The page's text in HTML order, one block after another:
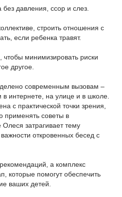
без давления, ссор и слез.
строить отношения с
если ребенка травят.
чтобы минимизировать риски
другое.
современным вызовам –
интернете, на улице и в школе.
с практической точки зрения,
применять советы в
затрагивает тему
откровенных бесед с
а комплекс
которые помогут обеспечить
ваших детей.